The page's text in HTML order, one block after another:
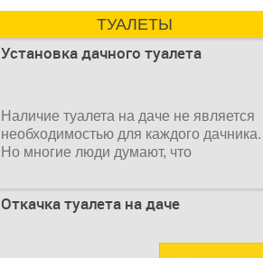
и на загородных
ТУАЛЕТЫ
Установка дачного туалета
Наличие туалета на даче не является
необходимостью для каждого дачника.
Но многие люди думают, что
Откачка туалета на даче